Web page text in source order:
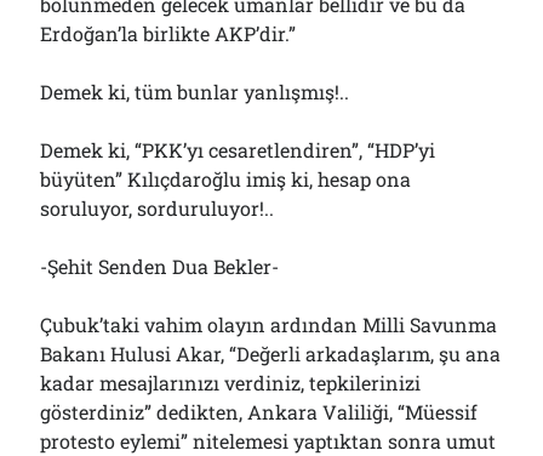
Erdoğan’la birlikte AKP’dir.”
Demek ki, tüm bunlar yanlışmış!..
Demek ki, “PKK’yı cesaretlendiren”, “HDP’yi
büyüten” Kılıçdaroğlu imiş ki, hesap ona
soruluyor, sorduruluyor!..
-Şehit Senden Dua Bekler-
Çubuk’taki vahim olayın ardından Milli Savunma
Bakanı Hulusi Akar, “Değerli arkadaşlarım, şu ana
kadar mesajlarınızı verdiniz, tepkilerinizi
gösterdiniz” dedikten, Ankara Valiliği, “Müessif
protesto eylemi” nitelemesi yaptıktan sonra umut